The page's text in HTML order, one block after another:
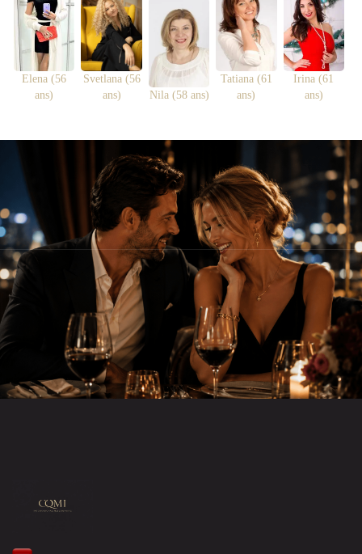
Elena (56
ans)
Svetlana (56
ans)
Nila (58 ans)
Tatiana (61
ans)
Irina (61
ans)